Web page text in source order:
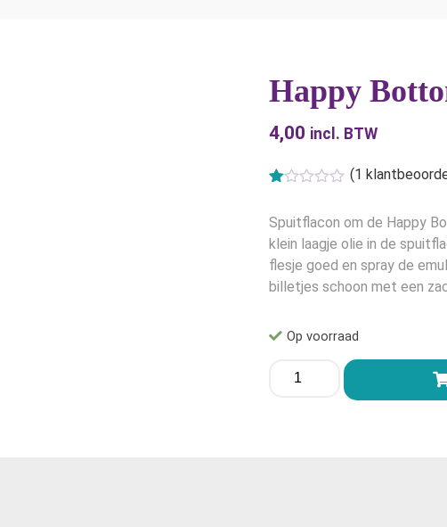
Happy
4,00 incl. BTW
op
5
gebaseerd
op
klant
waardering
(1
Spuitflacon om de Happy
klein laagje olie in de
flesje goed en spray de
billetjes schoon met een
Op voorraad
Happy